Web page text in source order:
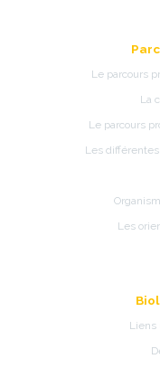
Le parcours
La
Le parcours
Les
Les
Liens